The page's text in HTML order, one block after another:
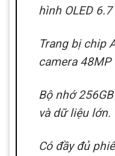
hình OLED
Trang bị chip
camera
Bộ nhớ
và dữ liệu lớn.
Có đầy đủ